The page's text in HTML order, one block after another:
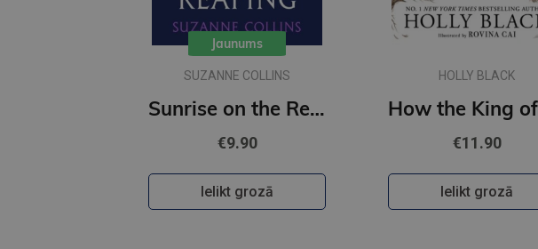
Jaunums
SUZANNE COLLINS
Sunrise on the Reaping PB
€9.90
Ielikt grozā
HOLLY BLACK
€11.90
Ielikt grozā